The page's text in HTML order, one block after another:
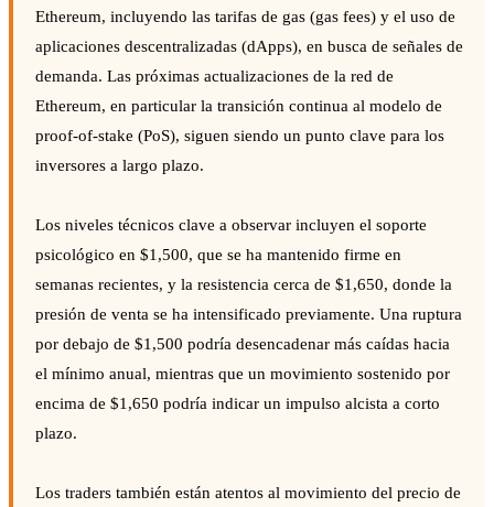
Ethereum, incluyendo las tarifas de gas (gas fees) y el uso de
aplicaciones descentralizadas (dApps), en busca de señales de
demanda. Las próximas actualizaciones de la red de
Ethereum, en particular la transición continua al modelo de
proof-of-stake (PoS), siguen siendo un punto clave para los
inversores a largo plazo.
Los niveles técnicos clave a observar incluyen el soporte
psicológico en $1,500, que se ha mantenido firme en
semanas recientes, y la resistencia cerca de $1,650, donde la
presión de venta se ha intensificado previamente. Una ruptura
por debajo de $1,500 podría desencadenar más caídas hacia
el mínimo anual, mientras que un movimiento sostenido por
encima de $1,650 podría indicar un impulso alcista a corto
plazo.
Los traders también están atentos al movimiento del precio de